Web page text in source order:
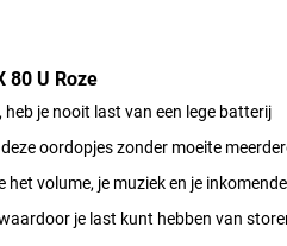
80 U Roze
je nooit last van een lege batterij
oordopjes zonder moeite
volume, je muziek en je
je last kunt hebben van